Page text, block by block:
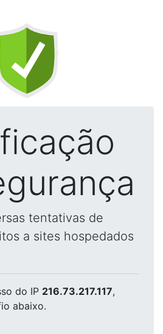
tentativas de
a sites hospedados
do IP 216.73.217.117,
abaixo.